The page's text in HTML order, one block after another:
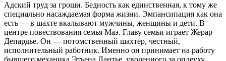
Адский труд за гроши. Бедность как единственная, к тому же
специально насаждаемая форма жизни. Эмпансипация как она
есть — в шахте вкалывают мужчины, женщины и дети. В
центре повествования семья Маэ. Главу семьи играет Жерар
Депардье. Он — потомственный шахтер, честный,
исполнительный работник. Именно он принимает на работу